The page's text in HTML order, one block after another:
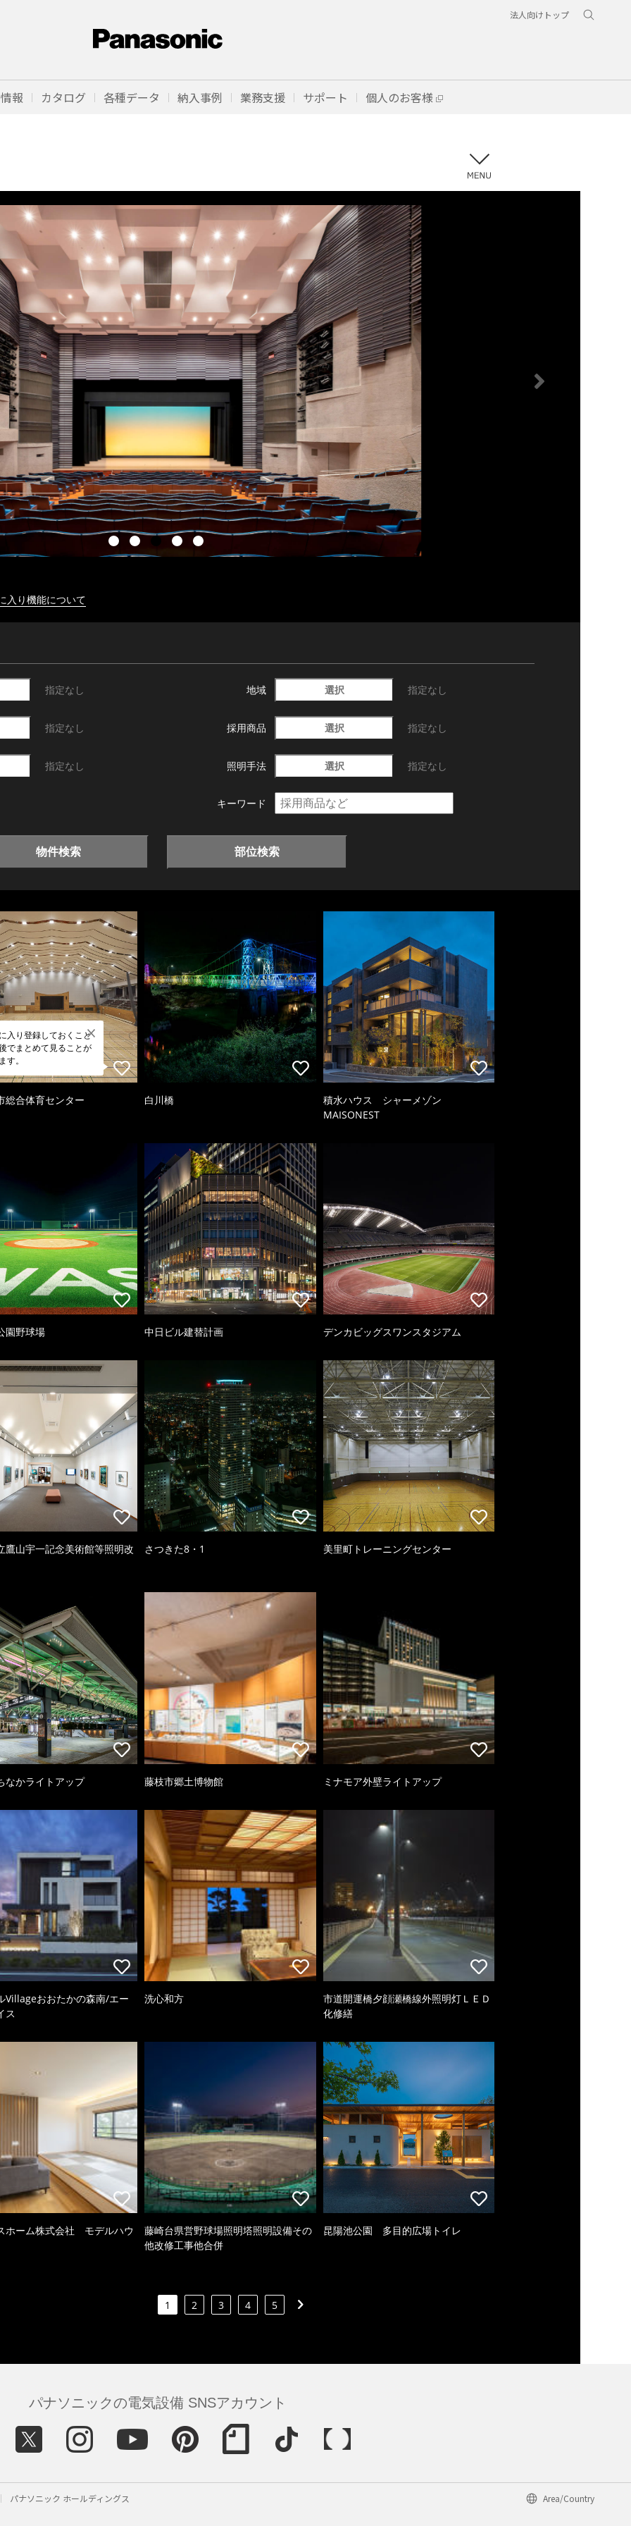
法人向けトップ
報 カタログ 各種データ 納入事例 業務支援 サポート 個人のお客様
入り機能について
指定なし 地域 選択 指定なし
指定なし 採用商品 選択 指定なし
指定なし 照明手法 選択 指定なし
キーワード
物件検索 部位検索
入り登録しておくこと
でまとめて見ることが
す。
総合体育センター 白川橋
積水ハウス シャーメゾン
MAISONEST
園野球場 中日ビル建替計画 デンカビッグスワンスタジアム
鷹山宇一記念美術館等照明改 さつきた8・1 美里町トレーニングセンター
なかライトアップ 藤枝市郷土博物館 ミナモア外壁ライトアップ
Villageおおたかの森南/エー
ス
洗心和方
市道開運橋夕顔瀬橋線外照明灯ＬＥＤ
化修繕
ホーム株式会社 モデルハウ
藤崎台県営野球場照明塔照明設備その
他改修工事他合併
昆陽池公園 多目的広場トイレ
1 2 3 4 5
パナソニックの電気設備 SNSアカウント
パナソニック ホールディングス Area/Country